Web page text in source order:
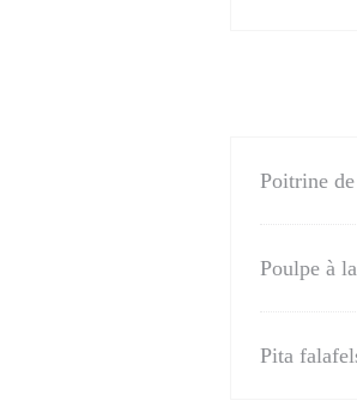
Poitrine
Poulpe à
Pita